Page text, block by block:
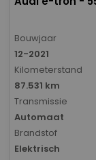
Bouwjaar
12-2021
Kilometerstand
87.531 km
Transmissie
Automaat
Brandstof
Elektrisch